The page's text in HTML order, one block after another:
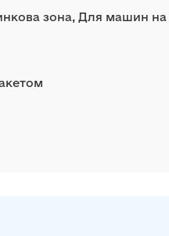
зона, Для машин на